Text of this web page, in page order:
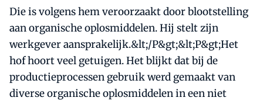
Die is volgens hem veroorzaakt door blootstelling
aan organische oplosmiddelen. Hij stelt zijn
werkgever aansprakelijk.&lt;/P&gt;&lt;P&gt;Het
hof hoort veel getuigen. Het blijkt dat bij de
productieprocessen gebruik werd gemaakt van
diverse organische oplosmiddelen in een niet